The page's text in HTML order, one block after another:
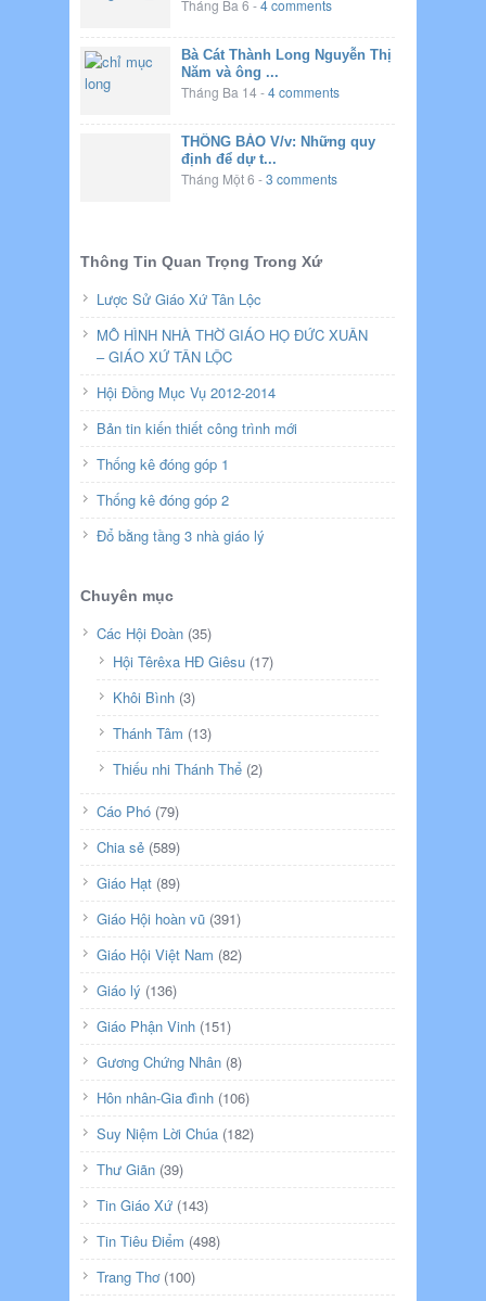
Tháng Ba 6 -4 comments
Bà Cát Thành Long Nguyễn Thị
Năm và ông ...
Tháng Ba 14-4 comments
THÔNG BÁO V/v: Những quy
định để dự t...
Tháng Một 6 -3 comments
Thông Tin Quan Trọng Trong Xứ
Lược Sử Giáo Xứ Tân Lộc
MÔ HÌNH NHÀ THỜ GIÁO HỌ ĐỨC XUÂN
– GIÁO XỨ TÂN LỘC
Hội Đồng Mục Vụ 2012-2014
Bản tin kiến thiết công trình mới
Thống kê đóng góp 1
Thống kê đóng góp 2
Đổ bằng tầng 3 nhà giáo lý
Chuyên mục
Các Hội Đoàn (35)
Hội Têrêxa HĐ Giêsu (17)
Khôi Bình (3)
Thánh Tâm (13)
Thiếu nhi Thánh Thể (2)
Cáo Phó (79)
Chia sẻ (589)
Giáo Hạt (89)
Giáo Hội hoàn vũ (391)
Giáo Hội Việt Nam (82)
Giáo lý (136)
Giáo Phận Vinh (151)
Gương Chứng Nhân (8)
Hôn nhân-Gia đình (106)
Suy Niệm Lời Chúa (182)
Thư Giãn (39)
Tin Giáo Xứ (143)
Tin Tiêu Điểm (498)
Trang Thơ(100)